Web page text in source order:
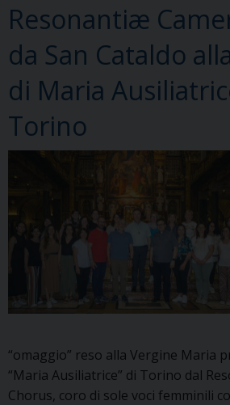
Resonantiæ
da San Cataldo
di Maria
Torino
“omaggio” reso alla Vergine Maria
“Maria Ausiliatrice” di Torino dal
Chorus, coro di sole voci femminili